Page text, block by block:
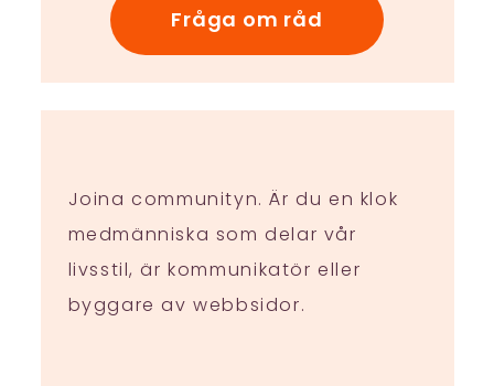
Fråga om råd
Joina communityn. Är du en klok
medmänniska som delar vår
livsstil, är kommunikatör eller
byggare av webbsidor.